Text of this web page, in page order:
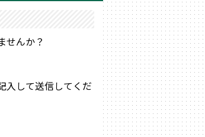
せんか？
入して送信してくだ